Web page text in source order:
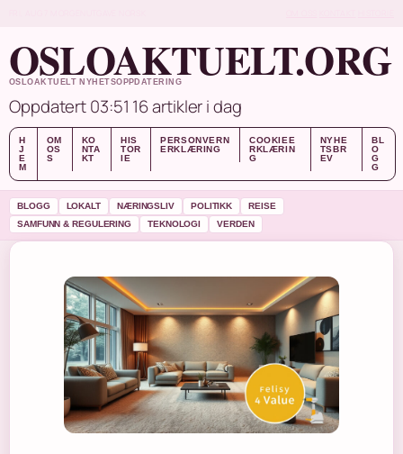
OSLOAKTUELT.ORG
OSLOAKTUELT NYHETSOPPDATERING
Oppdatert 03:51 16 artikler i dag
H
J
E
M
OM
OS
S
KO
NTA
KT
HIS
TOR
IE
PERSONVERN
ERKLÆRING
COOKIEE
RKLÆRIN
G
NYHE
TSBR
EV
BL
O
G
G
BLOGG LOKALT NÆRINGSLIV POLITIKK
REISE
SAMFUNN & REGULERING
TEKNOLOGI VERDEN